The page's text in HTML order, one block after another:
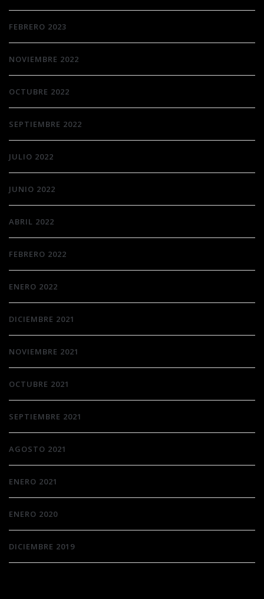
FEBRERO 2023
NOVIEMBRE 2022
OCTUBRE 2022
SEPTIEMBRE 2022
JULIO 2022
JUNIO 2022
ABRIL 2022
FEBRERO 2022
ENERO 2022
DICIEMBRE 2021
NOVIEMBRE 2021
OCTUBRE 2021
SEPTIEMBRE 2021
AGOSTO 2021
ENERO 2021
ENERO 2020
DICIEMBRE 2019